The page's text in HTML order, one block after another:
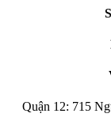
Quận 12: 715